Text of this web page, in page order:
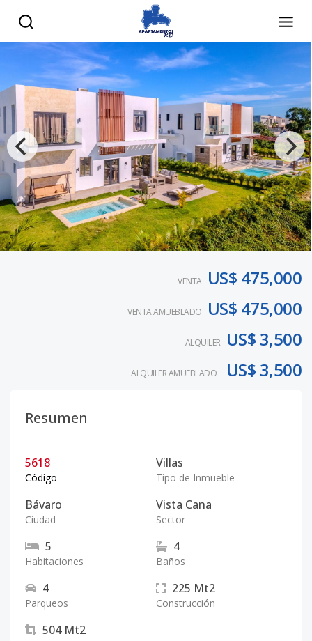
VENTA US$ 475,000
VENTA AMUEBLADO US$ 475,000
ALQUILER US$ 3,500
ALQUILER AMUEBLADO US$ 3,500
Resumen
5618
Código
Villas
Tipo de Inmueble
Bávaro
Ciudad
Vista Cana
Sector
5
Habitaciones
4
Baños
4
Parqueos
225 Mt2
Construcción
504 Mt2